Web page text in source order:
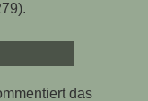
erfreut
das